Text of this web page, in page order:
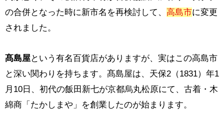
の合併となった時に新市名を再検討して、 高島市に変更
されました。
髙島屋という有名百貨店がありますが、実はこの高島市
と深い関わりを持ちます。髙島屋は、天保2（1831）年1
月10日、初代の飯田新七が京都烏丸松原にて、古着・木
綿商「たかしまや」を創業したのが始まります。